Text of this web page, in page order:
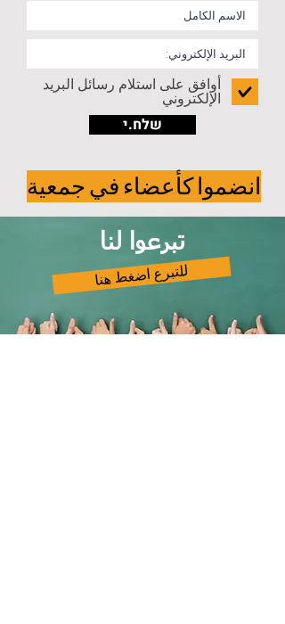
أوافق على استلام رسائل البريد
الإلكتروني
שלח.י
انضموا كأعضاء في جمعية
تبرعوا لنا
للتبرع اضغط هنا